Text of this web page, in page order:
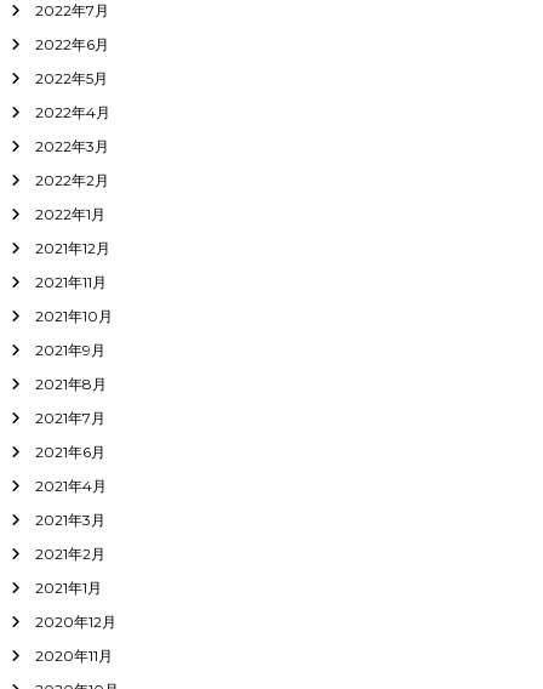
2022年7月
2022年6月
2022年5月
2022年4月
2022年3月
2022年2月
2022年1月
2021年12月
2021年11月
2021年10月
2021年9月
2021年8月
2021年7月
2021年6月
2021年4月
2021年3月
2021年2月
2021年1月
2020年12月
2020年11月